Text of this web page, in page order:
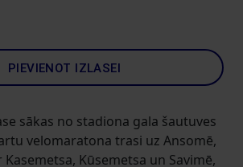
PIEVIENOT IZLASEI
sākas no stadiona gala šautuves
velomaratona trasi uz Ansomē,
Kūsemetsa un Savimē,